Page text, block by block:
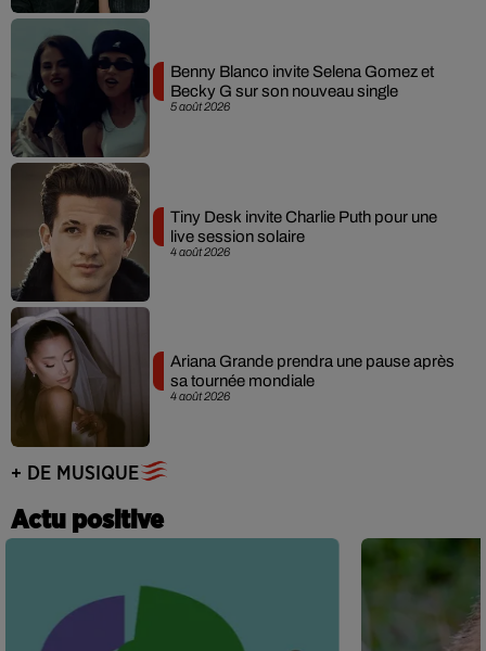
5 août 2026
Benny Blanco invite Selena Gomez et
Becky G sur son nouveau single
4 août 2026
Tiny Desk invite Charlie Puth pour une
live session solaire
4 août 2026
Ariana Grande prendra une pause après
sa tournée mondiale
+ DE MUSIQUE
Actu positive